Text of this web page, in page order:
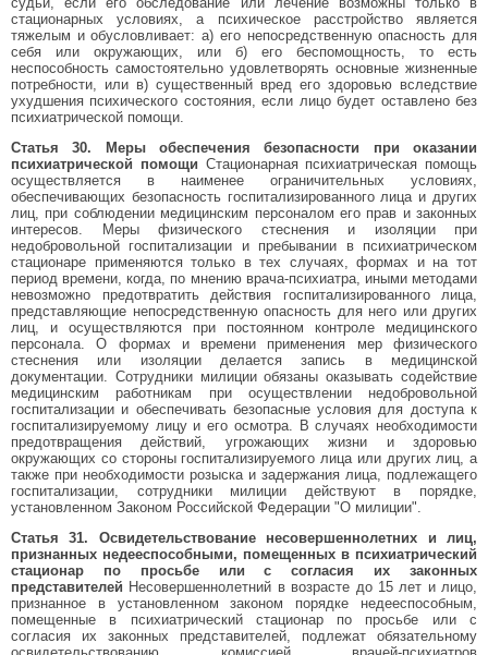
стационарных условиях, а психическое расстройство является
тяжелым и обусловливает: а) его непосредственную опасность для
себя или окружающих, или б) его беспомощность, то есть
неспособность самостоятельно удовлетворять основные жизненные
потребности, или в) существенный вред его здоровью вследствие
ухудшения психического состояния, если лицо будет оставлено без
психиатрической помощи.
Статья 30. Меры обеспечения безопасности при оказании
психиатрической помощи Стационарная психиатрическая помощь
осуществляется в наименее ограничительных условиях,
обеспечивающих безопасность госпитализированного лица и других
лиц, при соблюдении медицинским персоналом его прав и законных
интересов. Меры физического стеснения и изоляции при
недобровольной госпитализации и пребывании в психиатрическом
стационаре применяются только в тех случаях, формах и на тот
период времени, когда, по мнению врача-психиатра, иными методами
невозможно предотвратить действия госпитализированного лица,
представляющие непосредственную опасность для него или других
лиц, и осуществляются при постоянном контроле медицинского
персонала. О формах и времени применения мер физического
стеснения или изоляции делается запись в медицинской
документации. Сотрудники милиции обязаны оказывать содействие
медицинским работникам при осуществлении недобровольной
госпитализации и обеспечивать безопасные условия для доступа к
госпитализируемому лицу и его осмотра. В случаях необходимости
предотвращения действий, угрожающих жизни и здоровью
окружающих со стороны госпитализируемого лица или других лиц, а
также при необходимости розыска и задержания лица, подлежащего
госпитализации, сотрудники милиции действуют в порядке,
установленном Законом Российской Федерации "О милиции".
Статья 31. Освидетельствование несовершеннолетних и лиц,
признанных недееспособными, помещенных в психиатрический
стационар по просьбе или с согласия их законных
представителей Несовершеннолетний в возрасте до 15 лет и лицо,
признанное в установленном законом порядке недееспособным,
помещенные в психиатрический стационар по просьбе или с
согласия их законных представителей, подлежат обязательному